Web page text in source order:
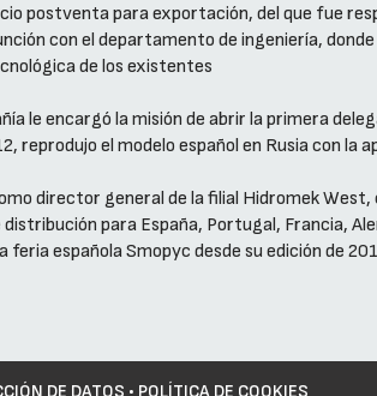
postventa para exportación, del que fue
con el departamento de ingeniería,
de los existentes
le encargó la misión de abrir la primera
reprodujo el modelo español en Rusia con la
director general de la filial Hidromek West,
para España, Portugal, Francia,
feria española Smopyc desde su edición de